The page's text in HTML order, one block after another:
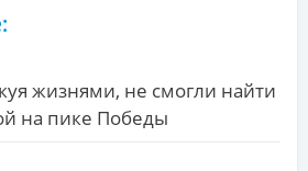
жизнями, не смогли найти
на пике Победы